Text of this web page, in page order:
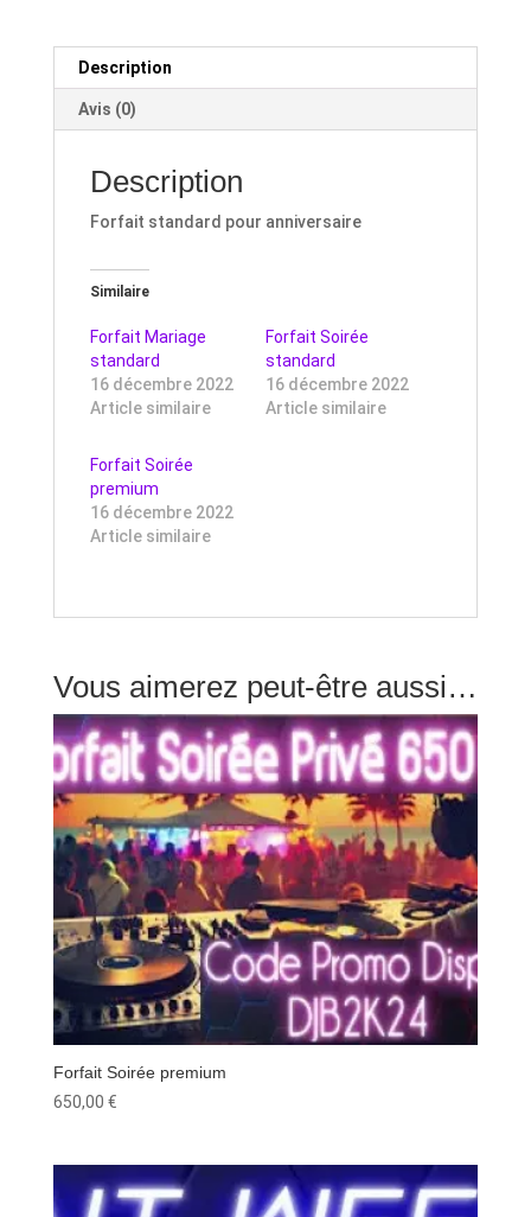
Description
Avis (0)
Description
Forfait standard pour anniversaire
Similaire
Forfait Mariage
standard
16 décembre 2022
Article similaire
Forfait Soirée
standard
16 décembre 2022
Article similaire
Forfait Soirée
premium
16 décembre 2022
Article similaire
Vous aimerez peut-être aussi…
Forfait Soirée premium
650,00 €